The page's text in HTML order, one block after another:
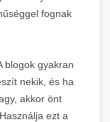
fognak
blogok gyakran
nekik, és ha
akkor önt
ezt a